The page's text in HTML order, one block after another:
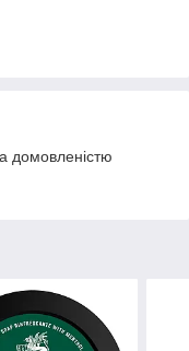
домовленістю